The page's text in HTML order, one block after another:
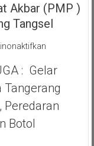
Akbar (PMP )
Tangsel
pada
Saga
Apresiasi
Giat
: Gelar
Tangerang
Peredaran
Botol